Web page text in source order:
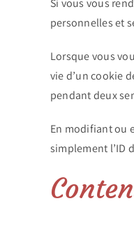
Si vous vous
personnelles et
Lorsque vous
vie d’un cookie
pendant deux
En modifiant ou
simplement l’ID